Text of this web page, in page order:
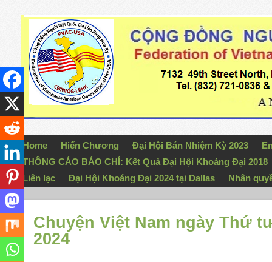
Home Hiến Chương Đại Hội Bán Nhiệm Kỳ 2023
THÔNG CÁO BÁO CHÍ: Kết Quả Đại Hội Khoáng Đại 2018
Liên lạc
Đại Hội Khoáng Đại 2024 tại Dallas Nhân
Chuyện Việt Nam ngày Thứ
2024